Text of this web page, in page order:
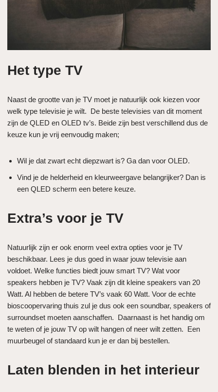
Het type TV
Naast de grootte van je TV moet je natuurlijk ook kiezen voor
welk type televisie je wilt. De beste televisies van dit moment
zijn de QLED en OLED tv’s. Beide zijn best verschillend dus de
keuze kun je vrij eenvoudig maken;
Wil je dat zwart echt diepzwart is? Ga dan voor OLED.
Vind je de helderheid en kleurweergave belangrijker? Dan is
een QLED scherm een betere keuze.
Extra’s voor je TV
Natuurlijk zijn er ook enorm veel extra opties voor je TV
beschikbaar. Lees je dus goed in waar jouw televisie aan
voldoet. Welke functies biedt jouw smart TV? Wat voor
speakers hebben je TV? Vaak zijn dit kleine speakers van 20
Watt. Al hebben de betere TV’s vaak 60 Watt. Voor de echte
bioscoopervaring thuis zul je dus ook een soundbar, speakers of
surroundset moeten aanschaffen. Daarnaast is het handig om
te weten of je jouw TV op wilt hangen of neer wilt zetten. Een
muurbeugel of standaard kun je er dan bij bestellen.
Laten blenden in het interieur